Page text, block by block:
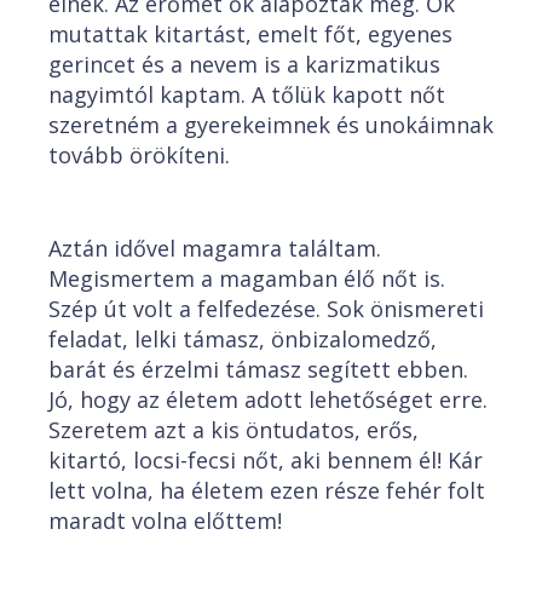
mutattak kitartást, emelt főt, egyenes
gerincet és a nevem is a karizmatikus
nagyimtól kaptam. A tőlük kapott nőt
szeretném a gyerekeimnek és unokáimnak
tovább örökíteni.
Aztán idővel magamra találtam.
Megismertem a magamban élő nőt is.
Szép út volt a felfedezése. Sok önismereti
feladat, lelki támasz, önbizalomedző,
barát és érzelmi támasz segített ebben.
Jó, hogy az életem adott lehetőséget erre.
Szeretem azt a kis öntudatos, erős,
kitartó, locsi-fecsi nőt, aki bennem él! Kár
lett volna, ha életem ezen része fehér folt
maradt volna előttem!